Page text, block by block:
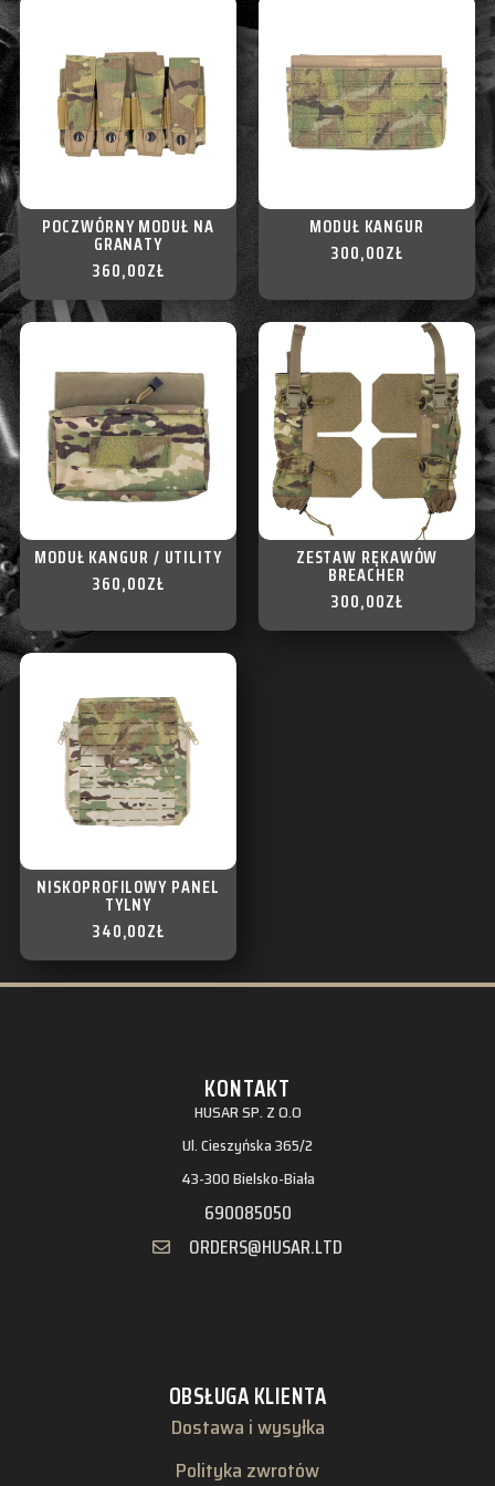
POCZWÓRNY MODUŁ NA
GRANATY
360,00ZŁ
MODUŁ KANGUR
300,00ZŁ
MODUŁ KANGUR / UTILITY
360,00ZŁ
ZESTAW RĘKAWÓW
BREACHER
300,00ZŁ
NISKOPROFILOWY PANEL
TYLNY
340,00ZŁ
KONTAKT
HUSAR SP. Z O.O
Ul. Cieszyńska 365/2
43-300 Bielsko-Biała
690085050
ORDERS@HUSAR.LTD
OBSŁUGA KLIENTA
Dostawa i wysyłka
Polityka zwrotów